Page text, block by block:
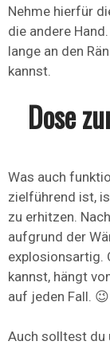
Nehme hierfür
die andere
lange an den
kannst.
Dose
Was auch
zielführend ist,
zu erhitzen.
aufgrund der
explosionsartig.
kannst, hängt
auf jeden Fall. 😉
Auch solltest du